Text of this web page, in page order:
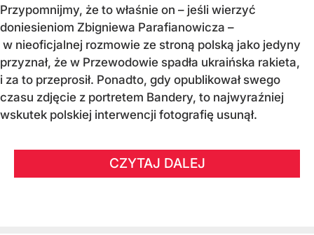
Przypomnijmy, że to właśnie on – jeśli wierzyć
doniesieniom Zbigniewa Parafianowicza –
w nieoficjalnej rozmowie ze stroną polską jako jedyny
przyznał, że w Przewodowie spadła ukraińska rakieta,
i za to przeprosił. Ponadto, gdy opublikował swego
czasu zdjęcie z portretem Bandery, to najwyraźniej
wskutek polskiej interwencji fotografię usunął.
CZYTAJ DALEJ